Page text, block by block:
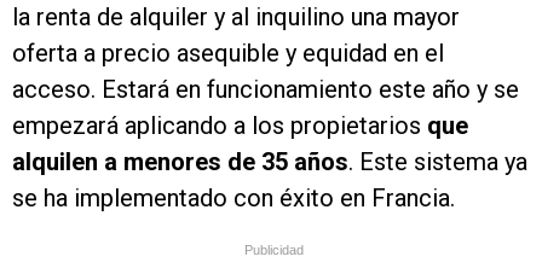
la renta de alquiler y al inquilino una mayor
oferta a precio asequible y equidad en el
acceso. Estará en funcionamiento este año y se
empezará aplicando a los propietarios que
alquilen a menores de 35 años. Este sistema ya
se ha implementado con éxito en Francia.
Publicidad